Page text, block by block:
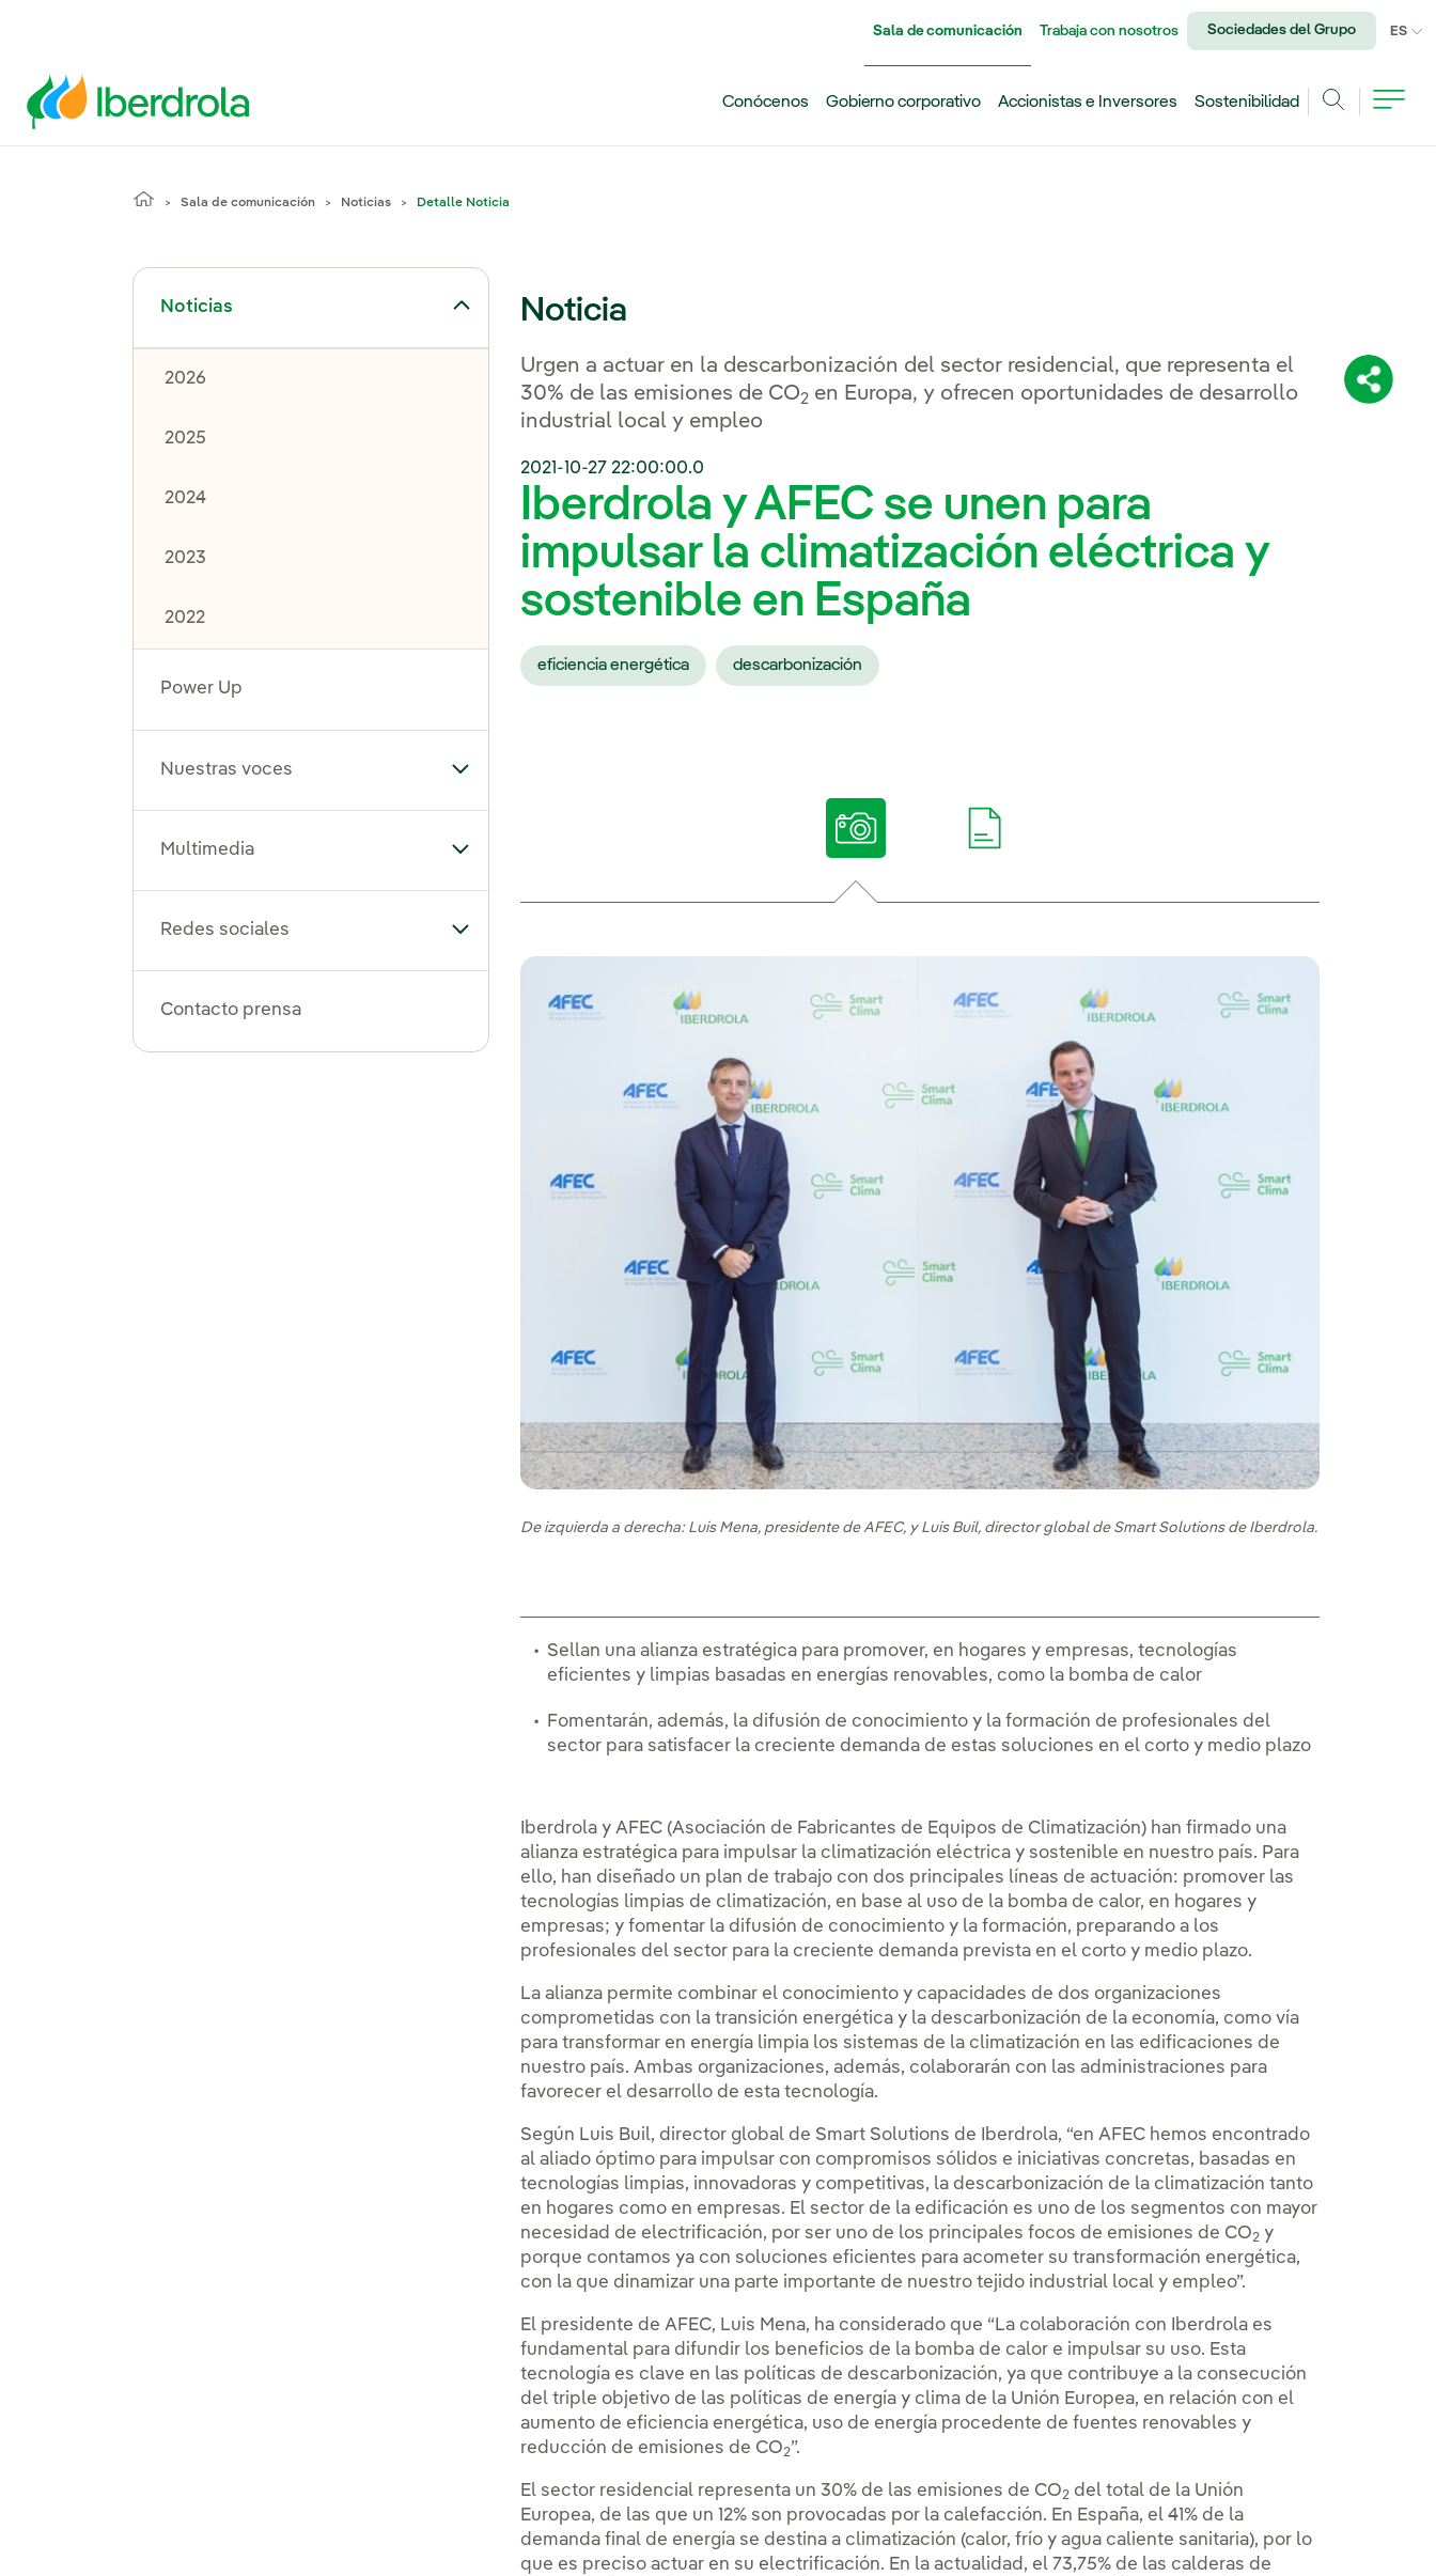
Sala de comunicación Trabaja con nosotros Sociedades del Grupo ES
Conócenos Gobierno corporativo Accionistas e Inversores
Sostenibilidad
Sala de comunicación Noticias Detalle Noticia
Noticias
Alternar el submenú para Noticias
2026
2025
2024
2023
2022
Power Up
Nuestras voces Alternar el submenú para Nuestras voces
Multimedia Alternar el submenú para Multimedia
Redes sociales Alternar el submenú para Redes sociales
Contacto prensa
Noticia
Urgen a actuar en la descarbonización del sector residencial, que representa el
30% de las emisiones de CO2 en Europa, y ofrecen oportunidades de desarrollo
industrial local y empleo
2021-10-27 22:00:00.0
Iberdrola y AFEC se unen para
impulsar la climatización eléctrica y
sostenible en España
eficiencia energética descarbonización
De izquierda a derecha: Luis Mena, presidente de AFEC, y Luis Buil, director global de Smart Solutions de Iberdrola.
Sellan una alianza estratégica para promover, en hogares y empresas, tecnologías
eficientes y limpias basadas en energías renovables, como la bomba de calor
Fomentarán, además, la difusión de conocimiento y la formación de profesionales del
sector para satisfacer la creciente demanda de estas soluciones en el corto y medio plazo
Iberdrola y AFEC (Asociación de Fabricantes de Equipos de Climatización) han firmado una
alianza estratégica para impulsar la climatización eléctrica y sostenible en nuestro país. Para
ello, han diseñado un plan de trabajo con dos principales líneas de actuación: promover las
tecnologías limpias de climatización, en base al uso de la bomba de calor, en hogares y
empresas; y fomentar la difusión de conocimiento y la formación, preparando a los
profesionales del sector para la creciente demanda prevista en el corto y medio plazo.
La alianza permite combinar el conocimiento y capacidades de dos organizaciones
comprometidas con la transición energética y la descarbonización de la economía, como vía
para transformar en energía limpia los sistemas de la climatización en las edificaciones de
nuestro país. Ambas organizaciones, además, colaborarán con las administraciones para
favorecer el desarrollo de esta tecnología.
Según Luis Buil, director global de Smart Solutions de Iberdrola, “en AFEC hemos encontrado
al aliado óptimo para impulsar con compromisos sólidos e iniciativas concretas, basadas en
tecnologías limpias, innovadoras y competitivas, la descarbonización de la climatización tanto
en hogares como en empresas. El sector de la edificación es uno de los segmentos con mayor
necesidad de electrificación, por ser uno de los principales focos de emisiones de CO2 y
porque contamos ya con soluciones eficientes para acometer su transformación energética,
con la que dinamizar una parte importante de nuestro tejido industrial local y empleo”.
El presidente de AFEC, Luis Mena, ha considerado que “La colaboración con Iberdrola es
fundamental para difundir los beneficios de la bomba de calor e impulsar su uso. Esta
tecnología es clave en las políticas de descarbonización, ya que contribuye a la consecución
del triple objetivo de las políticas de energía y clima de la Unión Europea, en relación con el
aumento de eficiencia energética, uso de energía procedente de fuentes renovables y
reducción de emisiones de CO2”.
El sector residencial representa un 30% de las emisiones de CO2 del total de la Unión
Europea, de las que un 12% son provocadas por la calefacción. En España, el 41% de la
demanda final de energía se destina a climatización (calor, frío y agua caliente sanitaria), por lo
que es preciso actuar en su electrificación. En la actualidad, el 73,75% de las calderas de